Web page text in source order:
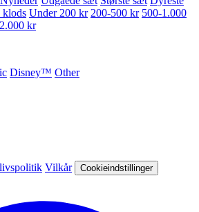
klods Under 200 kr 200-500 kr 500-1.000
kr
Disney™ Other
Vilkår Cookieindstillinger